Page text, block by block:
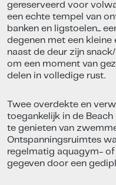
gereserveerd voor
een echte tempel van
banken en ligstoelen...
degenen met een kleine
naast de deur zijn
om een moment van
delen in volledige rust.
Twee overdekte en
toegankelijk in de
te genieten van
Ontspanningsruimtes
regelmatig aquagym-
gegeven door een